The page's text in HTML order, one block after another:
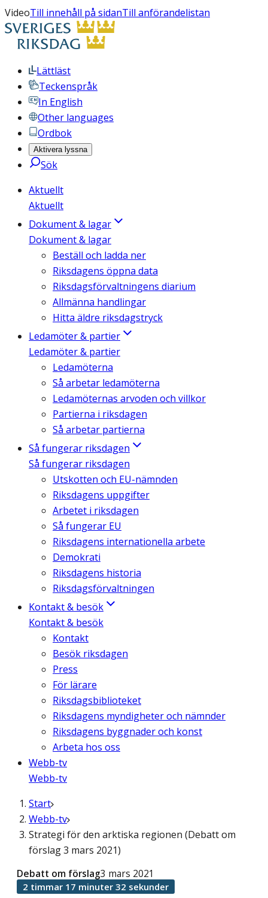
VideoTill innehåll på sidanTill anförandelistan
Lättläst
Teckenspråk
In English
Other languages
Ordbok
Aktivera lyssna
Sök
Aktuellt
Aktuellt
Dokument & lagar
Dokument & lagar
Beställ och ladda ner
Riksdagens öppna data
Riksdagsförvaltningens diarium
Allmänna handlingar
Hitta äldre riksdagstryck
Ledamöter & partier
Ledamöter & partier
Ledamöterna
Så arbetar ledamöterna
Ledamöternas arvoden och villkor
Partierna i riksdagen
Så arbetar partierna
Så fungerar riksdagen
Så fungerar riksdagen
Utskotten och EU-nämnden
Riksdagens uppgifter
Arbetet i riksdagen
Så fungerar EU
Riksdagens internationella arbete
Demokrati
Riksdagens historia
Riksdagsförvaltningen
Kontakt & besök
Kontakt & besök
Kontakt
Besök riksdagen
Press
För lärare
Riksdagsbiblioteket
Riksdagens myndigheter och nämnder
Riksdagens byggnader och konst
Arbeta hos oss
Webb-tv
Webb-tv
Start
Webb-tv
Strategi för den arktiska regionen (Debatt om
förslag 3 mars 2021)
Debatt om förslag3 mars 2021
2 timmar 17 minuter 32 sekunder